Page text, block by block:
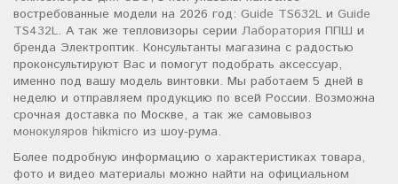
востребованные модели на 2026 год: Guide TS632L и Guide
TS432L. А так же тепловизоры серии Лаборатория ППШ и
бренда Электроптик. Консультанты магазина с радостью
проконсультируют Вас и помогут подобрать аксессуар,
именно под вашу модель винтовки. Мы работаем 5 дней в
неделю и отправляем продукцию по всей России. Возможна
срочная доставка по Москве, а так же самовывоз
монокуляров hikmicro из шоу-рума.
Более подробную информацию о характеристиках товара,
фото и видео материалы можно найти на официальном